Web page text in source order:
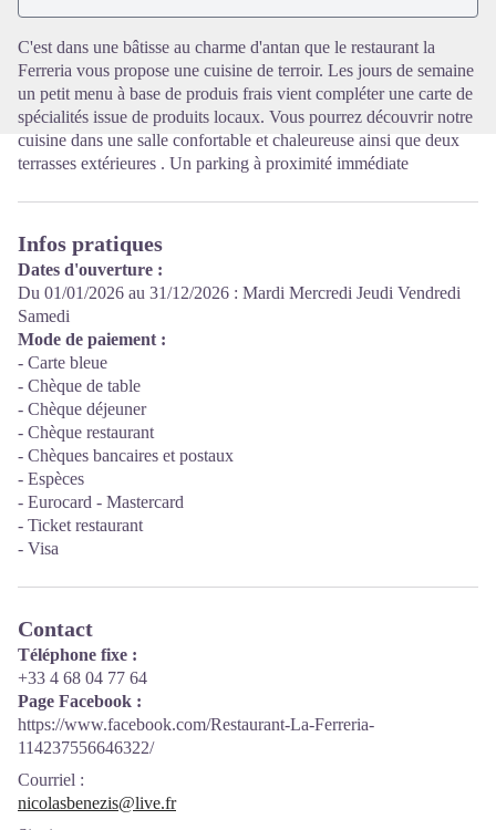
C'est dans une bâtisse au charme d'antan que le restaurant la
Ferreria vous propose une cuisine de terroir. Les jours de semaine
un petit menu à base de produis frais vient compléter une carte de
spécialités issue de produits locaux. Vous pourrez découvrir notre
cuisine dans une salle confortable et chaleureuse ainsi que deux
terrasses extérieures . Un parking à proximité immédiate
Infos pratiques
Dates d'ouverture :
Du 01/01/2026 au 31/12/2026 : Mardi Mercredi Jeudi Vendredi
Samedi
Mode de paiement :
- Carte bleue
- Chèque de table
- Chèque déjeuner
- Chèque restaurant
- Chèques bancaires et postaux
- Espèces
- Eurocard - Mastercard
- Ticket restaurant
- Visa
Contact
Téléphone fixe :
+33 4 68 04 77 64
Page Facebook :
https://www.facebook.com/Restaurant-La-Ferreria-
114237556646322/
Courriel :
nicolasbenezis@live.fr